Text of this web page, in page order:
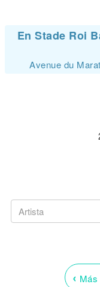
En Stade Roi
Avenue du
‹